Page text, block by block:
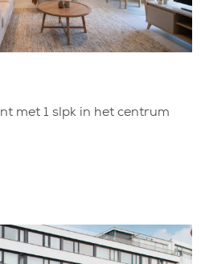
met 1 slpk in het centrum